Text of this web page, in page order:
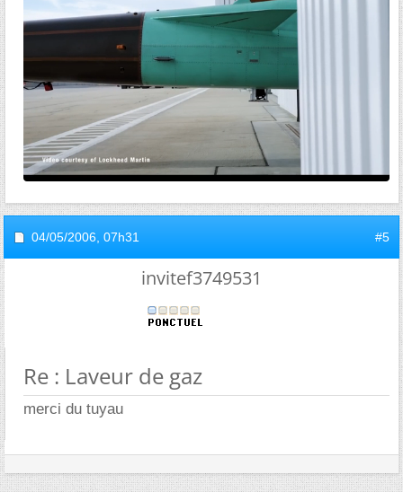
04/05/2006, 07h31 #5
invitef3749531
Re : Laveur de gaz
merci du tuyau